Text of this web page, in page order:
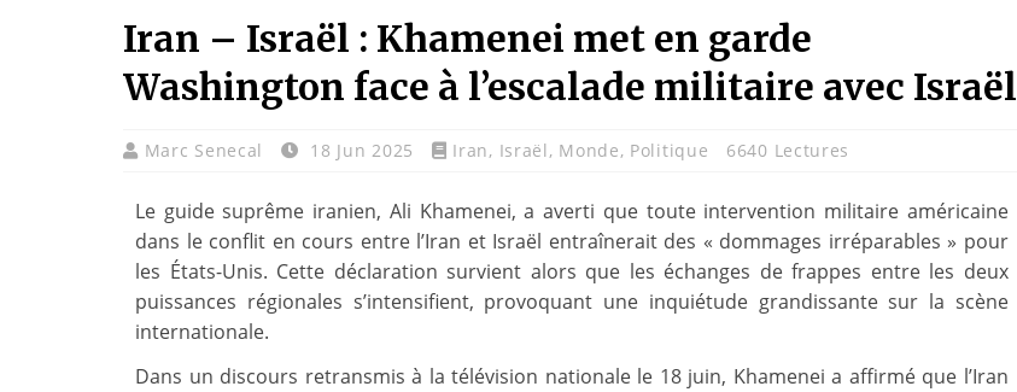
Iran – Israël : Khamenei met en garde
Washington face à l’escalade militaire avec Israël
Marc Senecal 18 Jun 2025 Iran, Israël, Monde, Politique 6640 Lectures
Le guide suprême iranien, Ali Khamenei, a averti que toute intervention militaire américaine
dans le conflit en cours entre l’Iran et Israël entraînerait des « dommages irréparables » pour
les États-Unis. Cette déclaration survient alors que les échanges de frappes entre les deux
puissances régionales s’intensifient, provoquant une inquiétude grandissante sur la scène
internationale.
Dans un discours retransmis à la télévision nationale le 18 juin, Khamenei a affirmé que l’Iran